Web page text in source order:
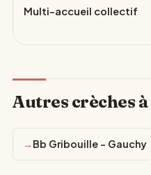
Multi-accueil collectif
Autres crèches
Bb Gribouille - Gauchy